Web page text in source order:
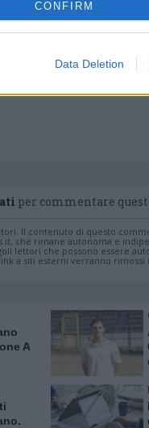
CONFIRM
Data Deletion
a cuore l'informazione
prima linea per
per commentare
Il contenuto di questo
che rimane autonoma e
lettori che possono essere
a siti esterni verranno rimossi
A